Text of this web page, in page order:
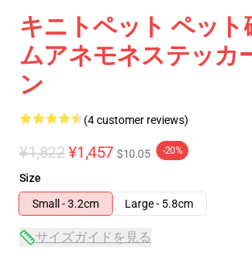
キニトペット ペット
ムアネモネステッカ
ン
(4 customer reviews)
¥1,822 ¥1,457 $10.05 -20%
Size
Small - 3.2cm
Large - 5.8cm
サイズガイドを見る